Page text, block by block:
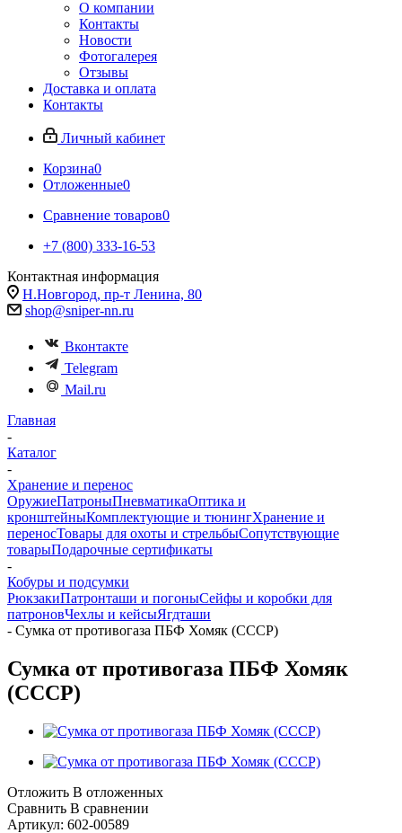
О компании
Контакты
Новости
Фотогалерея
Отзывы
Доставка и оплата
Контакты
Личный кабинет
Корзина0
Отложенные0
Сравнение товаров0
+7 (800) 333-16-53
Контактная информация
Н.Новгород, пр-т Ленина, 80
shop@sniper-nn.ru
Вконтакте
Telegram
Mail.ru
Главная
-
Каталог
-
Хранение и перенос
ОружиеПатроныПневматикаОптика и
кронштейныКомплектующие и тюнингХранение и
переносТовары для охоты и стрельбыСопутствующие
товарыПодарочные сертификаты
-
Кобуры и подсумки
РюкзакиПатронташи и погоныСейфы и коробки для
патроновЧехлы и кейсыЯгдташи
- Сумка от противогаза ПБФ Хомяк (СССР)
Сумка от противогаза ПБФ Хомяк
(СССР)
Отложить В отложенных
Сравнить В сравнении
Артикул: 602-00589